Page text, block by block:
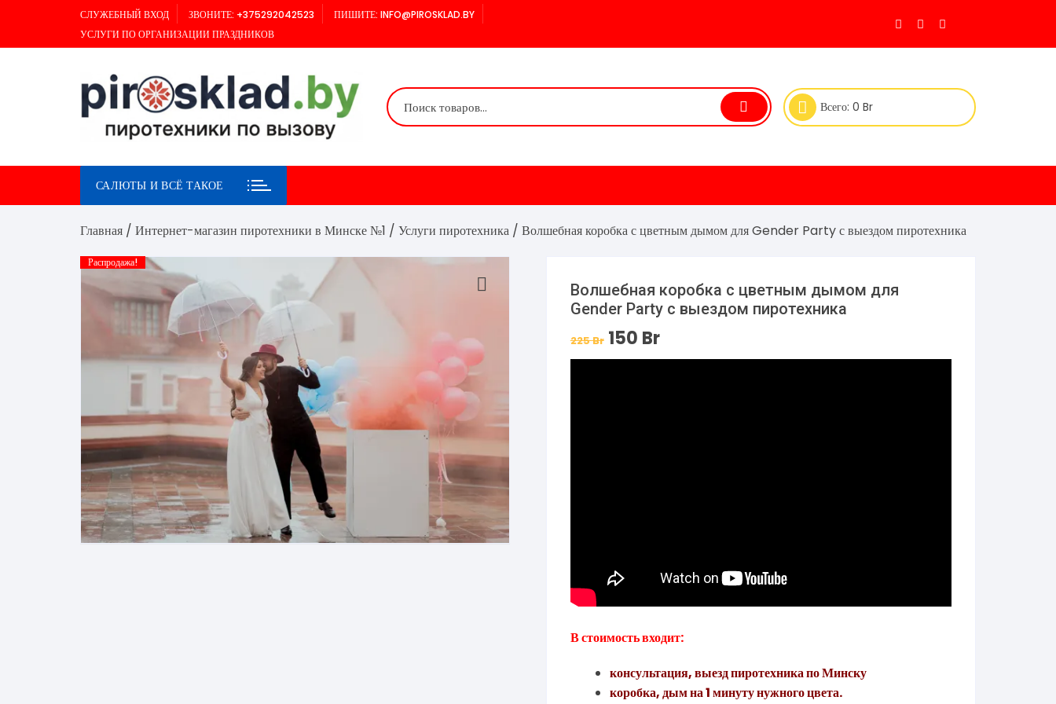
содержимому
СЛУЖЕБНЫЙ ВХОД ЗВОНИТЕ: +375292042523
ПИШИТЕ: INFO@PIROSKLAD.BY
УСЛУГИ ПО ОРГАНИЗАЦИИ ПРАЗДНИКОВ
Всего: 0 Br
САЛЮТЫ И ВСЁ ТАКОЕ
Главная / Интернет-магазин пиротехники в Минске №1 / Услуги пиротехника / Волшебная коробка с цветным дымом для Gender Party с выездом пиротехника
Распродажа!
Волшебная коробка с цветным дымом для
Gender Party с выездом пиротехника
225Br Первоначальная
цена
составляла
150 BrТекущая
150 Br.
В стоимость входит:
консультация,выезд пиротехника по Минску
коробка, дым на 1 минуту нужного цвета.